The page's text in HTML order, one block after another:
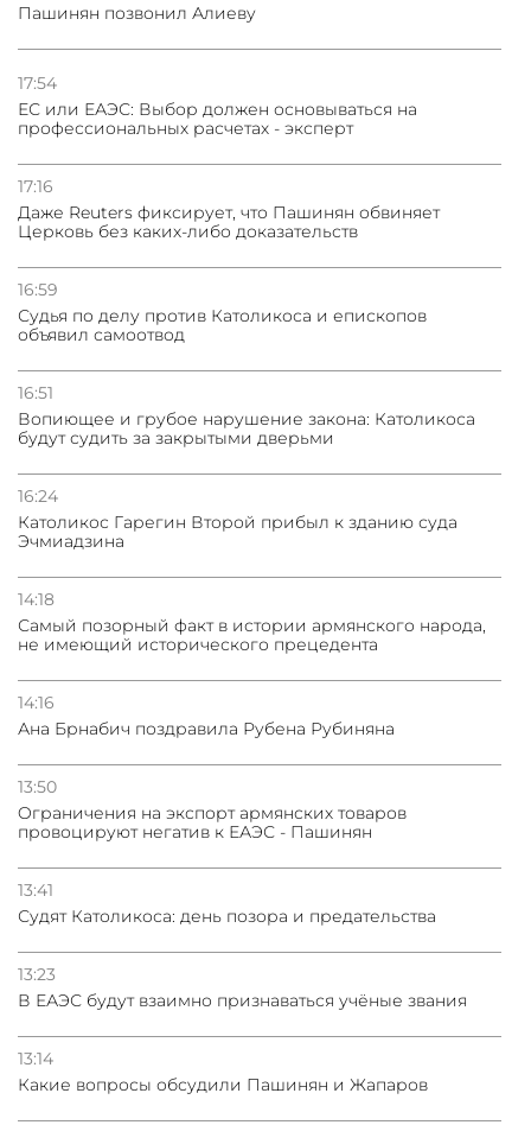
Пашинян позвонил Алиеву
17:54
ЕС или ЕАЭС: Выбор должен основываться на
профессиональных расчетах - эксперт
17:16
Даже Reuters фиксирует, что Пашинян обвиняет
Церковь без каких-либо доказательств
16:59
Судья по делу против Католикоса и епископов
объявил самоотвод
16:51
Вопиющее и грубое нарушение закона: Католикоса
будут судить за закрытыми дверьми
16:24
Католикос Гарегин Второй прибыл к зданию суда
Эчмиадзина
14:18
Самый позорный факт в истории армянского народа,
не имеющий исторического прецедента
14:16
Ана Брнабич поздравила Рубена Рубиняна
13:50
Oграничения на экспорт армянских товаров
провоцируют негатив к ЕАЭС - Пашинян
13:41
Судят Католикоса: день позора и предательства
13:23
В ЕАЭС будут взаимно признаваться учёные звания
13:14
Какие вопросы обсудили Пашинян и Жапаров